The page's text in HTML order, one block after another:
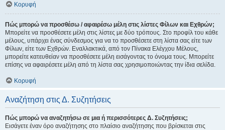
Κορυφή
Πώς μπορώ να προσθέσω / αφαιρέσω μέλη στις λίστες Φίλων και Εχθρών;
Μπορείτε να προσθέσετε μέλη στις λίστες με δύο τρόπους. Στο προφίλ του κάθε
μέλους, υπάρχει ένας σύνδεσμος για να το προσθέσετε στη λίστα σας είτε των
Φίλων, είτε των Εχθρών. Εναλλακτικά, από τον Πίνακα Ελέγχου Μέλους,
μπορείτε κατευθείαν να προσθέσετε μέλη εισάγοντας το όνομα τους. Μπορείτε
επίσης να αφαιρέσετε μέλη από τη λίστα σας χρησιμοποιώντας την ίδια σελίδα.
Κορυφή
Αναζήτηση στις Δ. Συζητήσεις
Πώς μπορώ να αναζητήσω σε μια ή περισσότερες Δ. Συζητήσεις;
Εισάγετε έναν όρο αναζήτησης στο πλαίσιο αναζήτησης που βρίσκεται στις